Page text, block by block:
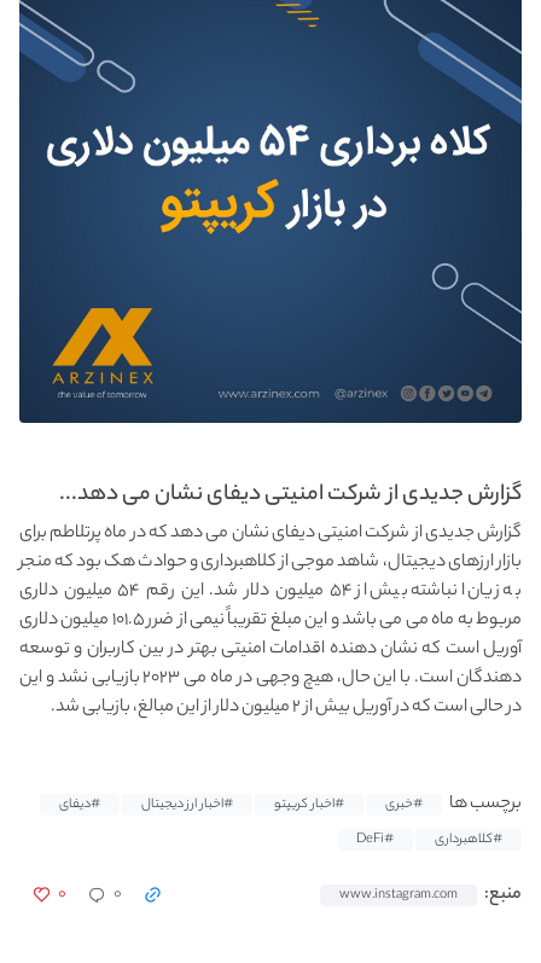
گزارش جدیدی از شرکت امنیتی دیفای نشان می دهد...
گزارش جدیدی از شرکت امنیتی دیفای نشان می دهد که در ماه پرتلاطم برای
بازار ارزهای دیجیتال، شاهد موجی از کلاهبرداری و حوادث هک بود که منجر
به زیان انباشته بیش از ۵۴ میلیون دلار شد. این رقم ۵۴ میلیون دلاری
مربوط به ماه می می باشد و این مبلغ تقریباً نیمی از ضرر ۱۰۱.۵ میلیون دلاری
آوریل است که نشان دهنده اقدامات امنیتی بهتر در بین کاربران و توسعه
دهندگان است. با این حال، هیچ وجهی در ماه می ۲۰۲۳ بازیابی نشد و این
در حالی است که در آوریل بیش از ۲ میلیون دلار از این مبالغ، بازیابی شد.
برچسب ها #خبری #اخبار کریپتو #اخبار ارز دیجیتال
#دیفای
#کلاهبرداری
#DeFi
منبع: www.instagram.com ۰ ۰